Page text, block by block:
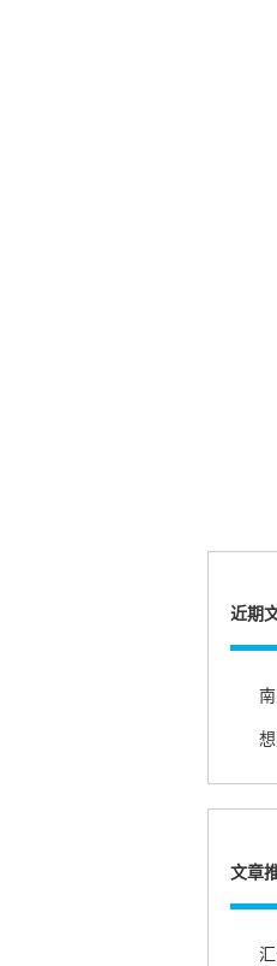
近期
文章